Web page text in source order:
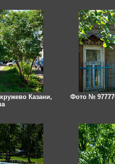
Казани,
Фото №